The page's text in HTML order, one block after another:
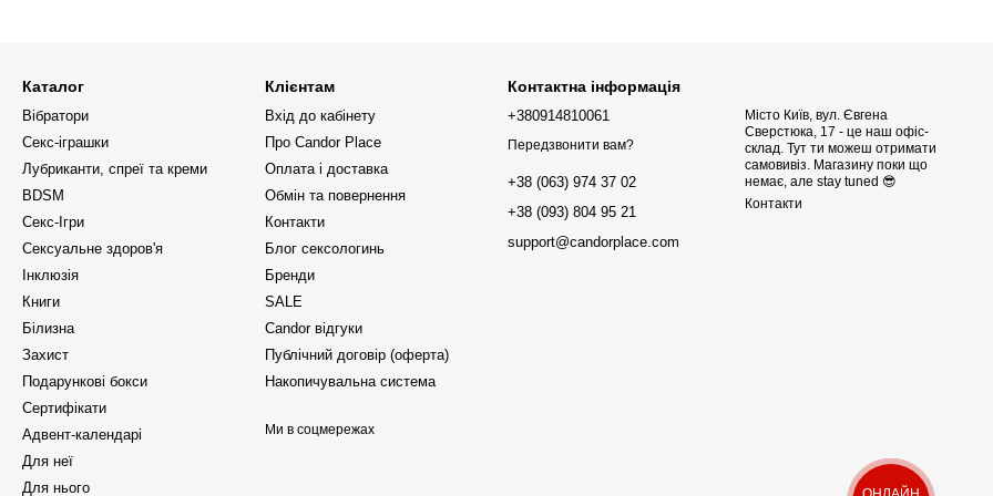
Каталог
Вібратори
Секс-іграшки
Лубриканти, спреї та креми
BDSM
Секс-Ігри
Сексуальне здоров'я
Інклюзія
Книги
Білизна
Захист
Подарункові бокси
Сертифікати
Адвент-календарі
Для неї
Для нього
Клієнтам
Вхід до кабінету
Про Candor Place
Оплата і доставка
Обмін та повернення
Контакти
Блог сексологинь
Бренди
SALE
Candor відгуки
Публічний договір (оферта)
Накопичувальна система
Ми в соцмережах
Контактна інформація
+380914810061
Передзвонити вам?
+38 (063) 974 37 02
+38 (093) 804 95 21
support@candorplace.com
Місто Київ, вул. Євгена
Сверстюка, 17 - це наш офіс-
склад. Тут ти можеш отримати
самовивіз. Магазину поки що
немає, але stay tuned 😎
Контакти